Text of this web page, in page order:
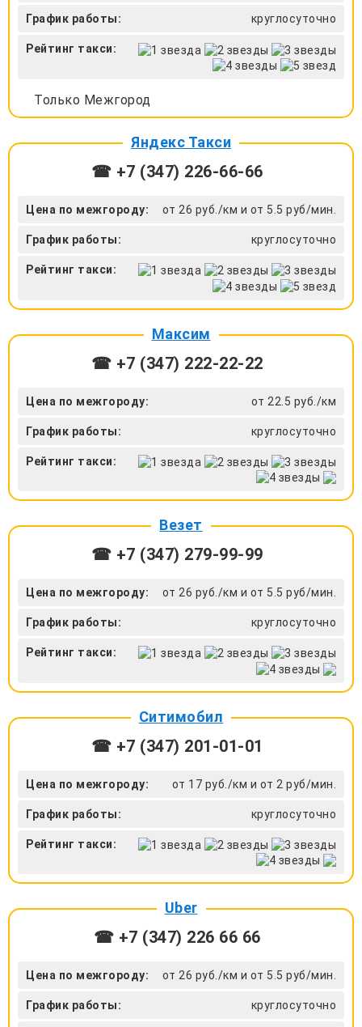
График работы: круглосуточно
Рейтинг такси:
Только Межгород
Яндекс Такси
☎ +7 (347) 226-66-66
Цена по межгороду: от 26 руб./км и от 5.5 руб/мин.
График работы: круглосуточно
Рейтинг такси:
Максим
☎ +7 (347) 222-22-22
Цена по межгороду: от 22.5 руб./км
График работы: круглосуточно
Рейтинг такси:
Везет
☎ +7 (347) 279-99-99
Цена по межгороду: от 26 руб./км и от 5.5 руб/мин.
График работы: круглосуточно
Рейтинг такси:
Ситимобил
☎ +7 (347) 201-01-01
Цена по межгороду: от 17 руб./км и от 2 руб/мин.
График работы: круглосуточно
Рейтинг такси:
Uber
☎ +7 (347) 226 66 66
Цена по межгороду: от 26 руб./км и от 5.5 руб/мин.
График работы: круглосуточно